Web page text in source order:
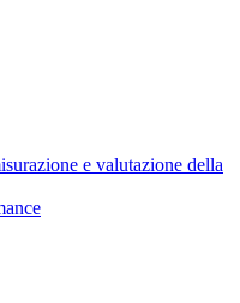
e valutazione della